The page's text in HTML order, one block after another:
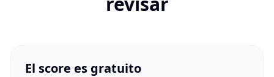
El score es gratuito